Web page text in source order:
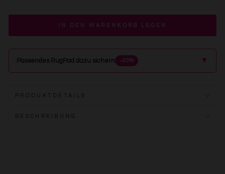
IN DEN WARENKORB LEGEN
Passendes RugPad dazu sichern −20% ▲
PRODUKTDETAILS
BESCHREIBUNG